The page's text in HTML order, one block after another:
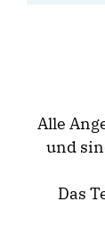
Alle
und
Das